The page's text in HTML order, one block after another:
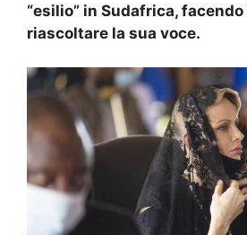
“esilio” in Sudafrica,
riascoltare la sua voce.